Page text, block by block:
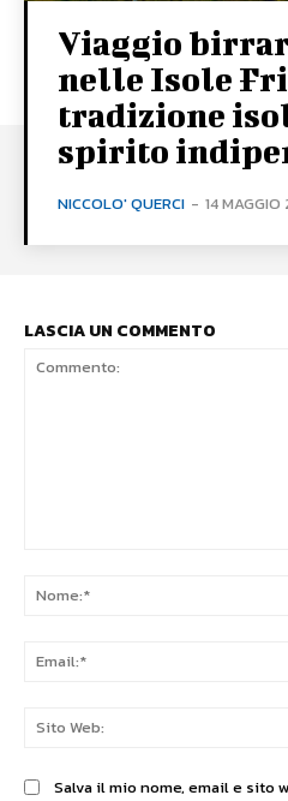
Viaggio
nelle Isole
tradizione
spirito
NICCOLO' QUERCI - 14
LASCIA UN COMMENTO
Salva il mio nome, email e sito